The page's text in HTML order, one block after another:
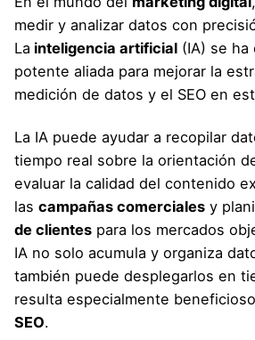
medir y analizar datos con
La inteligencia artificial (IA) se
potente aliada para mejorar la
medición de datos y el SEO en
La IA puede ayudar a recopilar
tiempo real sobre la orientación
evaluar la calidad del contenido
las campañas comerciales y
de clientes para los mercados
IA no solo acumula y organiza
también puede desplegarlos en
resulta especialmente
SEO.